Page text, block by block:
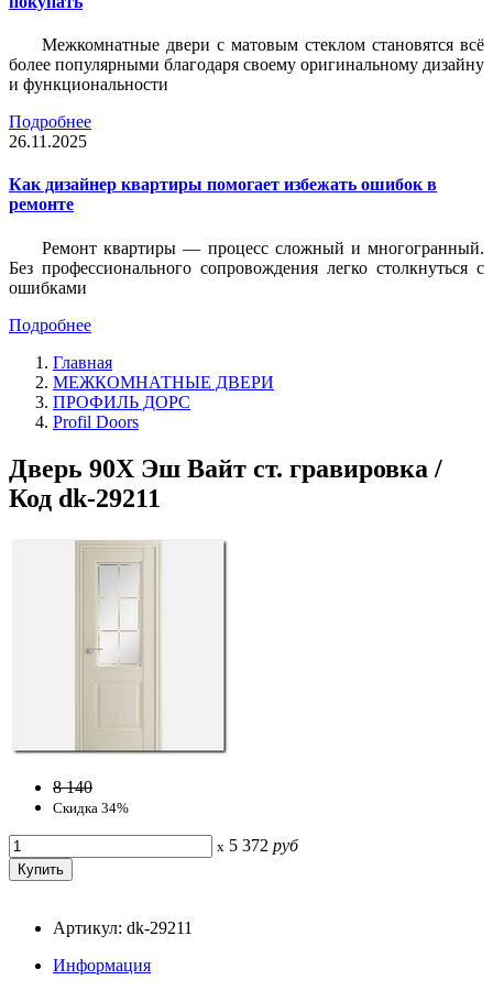
Межкомнатные двери с матовым стеклом становятся всё
более популярными благодаря своему оригинальному дизайну
и функциональности
Подробнее
26.11.2025
Как дизайнер квартиры помогает избежать ошибок в
ремонте
Ремонт квартиры — процесс сложный и многогранный.
Без профессионального сопровождения легко столкнуться с
ошибками
Подробнее
Главная
МЕЖКОМНАТНЫЕ ДВЕРИ
ПРОФИЛЬ ДОРС
Profil Doors
Дверь 90Х Эш Вайт ст. гравировка /
Код dk-29211
8 140
Скидка 34%
x 5 372 руб
Артикул: dk-29211
Информация